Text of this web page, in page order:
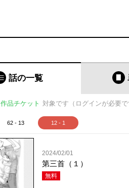
話の一覧
作品チケット 対象です（ログインが必要で
62 - 13 12 - 1
2024/02/01
第三首（１）
無料